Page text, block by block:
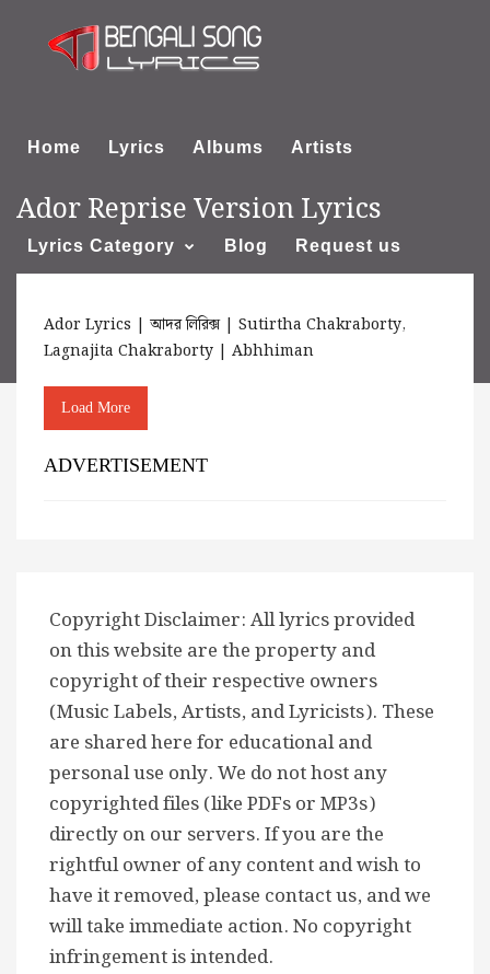
Home Lyrics Albums Artists
Lyrics Category Blog Request us
About us
Ador Reprise Version Lyrics
Ador Lyrics | আদর লিরিক্স | Sutirtha Chakraborty,
Lagnajita Chakraborty | Abhhiman
Load More
ADVERTISEMENT
Copyright Disclaimer: All lyrics provided
on this website are the property and
copyright of their respective owners
(Music Labels, Artists, and Lyricists). These
are shared here for educational and
personal use only. We do not host any
copyrighted files (like PDFs or MP3s)
directly on our servers. If you are the
rightful owner of any content and wish to
have it removed, please contact us, and we
will take immediate action. No copyright
infringement is intended.